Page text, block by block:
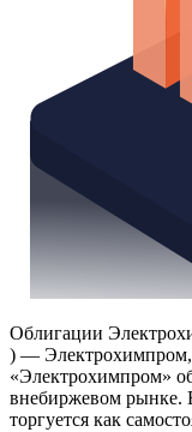
Облигации
) —
«Электрохимпром»
внебиржевом рынке.
торгуется как